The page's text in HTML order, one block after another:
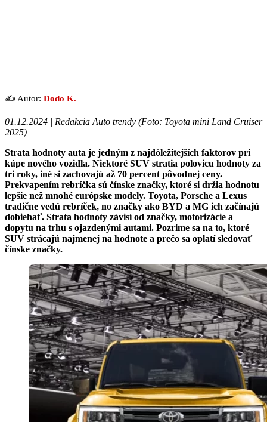
✍️ Autor: Dodo K.
01.12.2024 | Redakcia Auto trendy (Foto: Toyota mini Land Cruiser
2025)
Strata hodnoty auta je jedným z najdôležitejších faktorov pri
kúpe nového vozidla. Niektoré SUV stratia polovicu hodnoty za
tri roky, iné si zachovajú až 70 percent pôvodnej ceny.
Prekvapením rebríčka sú čínske značky, ktoré si držia hodnotu
lepšie než mnohé európske modely. Toyota, Porsche a Lexus
tradične vedú rebríček, no značky ako BYD a MG ich začínajú
dobiehať. Strata hodnoty závisí od značky, motorizácie a
dopytu na trhu s ojazdenými autami. Pozrime sa na to, ktoré
SUV strácajú najmenej na hodnote a prečo sa oplatí sledovať
čínske značky.